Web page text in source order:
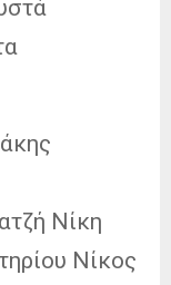
Νίκη
Νίκος